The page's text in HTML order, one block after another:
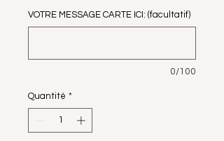
VOTRE MESSAGE CARTE ICI: (facultatif)
0/100
Quantité *